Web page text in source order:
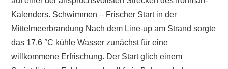
Kalenders. Schwimmen – Frischer Start in der
Mittelmeerbrandung Nach dem Line-up am Strand sorgte
das 17,6 °C kühle Wasser zunächst für eine
willkommene Erfrischung. Der Start glich einem